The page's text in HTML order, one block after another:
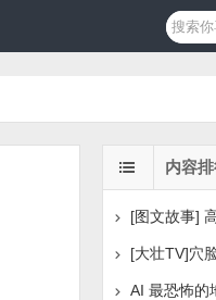
内容
[大壮TV]穴
AI 最恐怖的